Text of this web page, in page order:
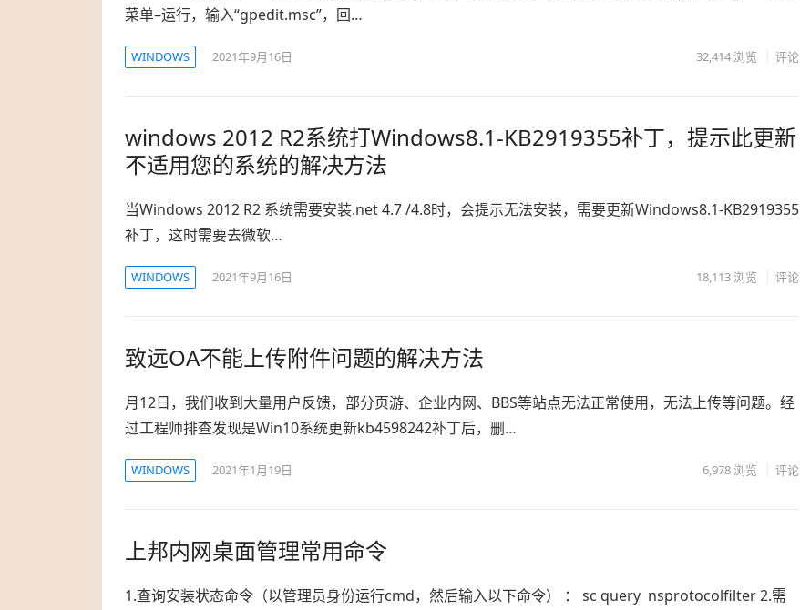
菜单–运行，输入“gpedit.msc”，回…
WINDOWS 2021年9月16日 32,414 浏览 评论
windows 2012 R2系统打Windows8.1-KB2919355补丁，提示此更新
不适用您的系统的解决方法
当Windows 2012 R2 系统需要安装.net 4.7 /4.8时，会提示无法安装，需要更新Windows8.1-KB2919355
补丁，这时需要去微软…
WINDOWS 2021年9月16日 18,113 浏览 评论
致远OA不能上传附件问题的解决方法
月12日，我们收到大量用户反馈，部分页游、企业内网、BBS等站点无法正常使用，无法上传等问题。经
过工程师排查发现是Win10系统更新kb4598242补丁后，删…
WINDOWS 2021年1月19日 6,978 浏览 评论
上邦内网桌面管理常用命令
1.查询安装状态命令（以管理员身份运行cmd，然后输入以下命令） ： sc query nsprotocolfilter 2.需